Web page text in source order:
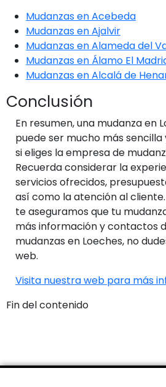
Mudanzas en Acebeda
Mudanzas en Ajalvir
Mudanzas en Alameda del
Mudanzas en Álamo El
Mudanzas en Alcalá de
Conclusión
En resumen, una mudanza en
puede ser mucho más
si eliges la empresa de
Recuerda considerar la
servicios ofrecidos,
así como la atención al
te aseguramos que tu
más información y contactos
mudanzas en Loeches, no
web.
Visita nuestra web para más
Fin del contenido